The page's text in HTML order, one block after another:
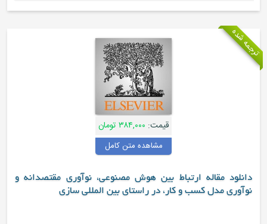
ترجمه شده
قیمت: ۳۸۴,۰۰۰ تومان
مشاهده متن کامل
دانلود مقاله ارتباط بین هوش مصنوعی، نوآوری مقتصدانه و
نوآوری مدل کسب و کار، در راستای بین المللی سازی